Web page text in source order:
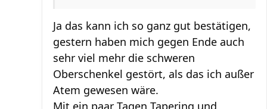
Ja das kann ich so ganz gut bestätigen,
gestern haben mich gegen Ende auch
sehr viel mehr die schweren
Oberschenkel gestört, als das ich außer
Atem gewesen wäre.
Mit ein paar Tagen Tapering und